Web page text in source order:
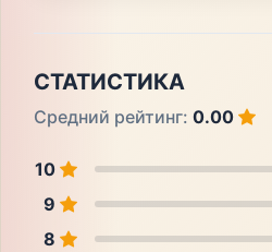
СТАТИСТИКА
Средний рейтинг: 0.00
10
9
8